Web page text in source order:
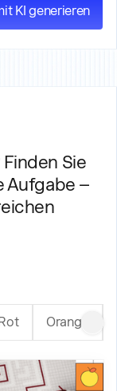
KI generieren
Sie
Aufgabe –
Orange